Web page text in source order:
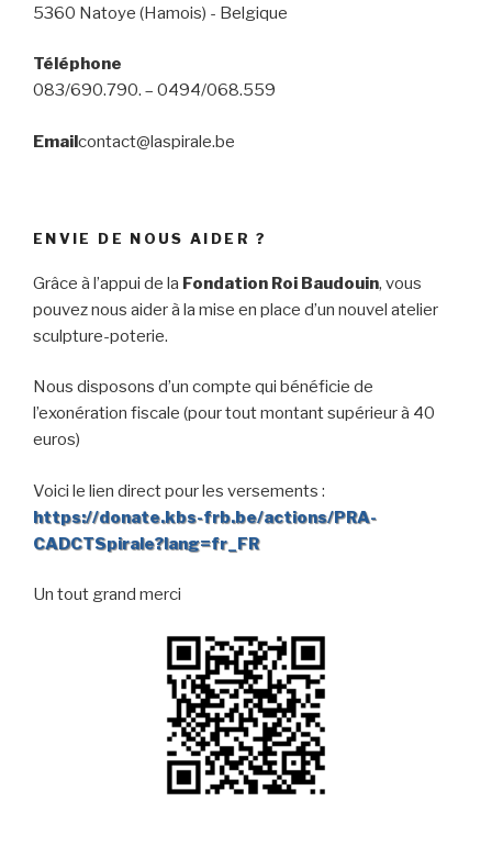
5360 Natoye (Hamois) - Belgique
Téléphone
083/690.790. – 0494/068.559
Emailcontact@laspirale.be
ENVIE DE NOUS AIDER ?
Grâce à l’appui de la Fondation Roi Baudouin, vous
pouvez nous aider à la mise en place d’un nouvel atelier
sculpture-poterie.
Nous disposons d’un compte qui bénéficie de
l’exonération fiscale (pour tout montant supérieur à 40
euros)
Voici le lien direct pour les versements :
https://donate.kbs-frb.be/actions/PRA-
CADCTSpirale?lang=fr_FR
Un tout grand merci